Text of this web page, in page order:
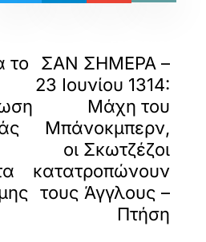
το
ΣΑΝ ΣΗΜΕΡΑ –
23 Ιουνίου 1314:
Μάχη του
Μπάνοκμπερν,
οι Σκωτζέζοι
κατατροπώνουν
τους Άγγλους –
Πτήση